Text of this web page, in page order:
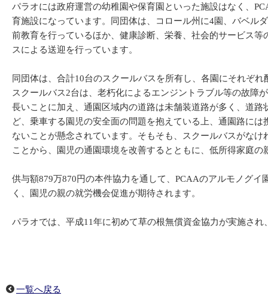
パラオには政府運営の幼稚園や保育園といった施設はなく、
育施設になっています。同団体は、コロール州に4園、バベル
前教育を行っているほか、健康診断、栄養、社会的サービス
スによる送迎を行っています。
同団体は、合計10台のスクールバスを所有し、各園にそれぞ
スクールバス2台は、老朽化によるエンジントラブル等の故障
長いことに加え、通園区域内の道路は未舗装道路が多く、道
ど、乗車する園児の安全面の問題を抱えている上、通園路に
ないことが懸念されています。そもそも、スクールバスがな
ことから、園児の通園環境を改善するとともに、低所得家庭
供与額879万870円の本件協力を通して、PCAAのアルモノグ
く、園児の親の就労機会促進が期待されます。
パラオでは、平成11年に初めて草の根無償資金協力が実施さ
一覧へ戻る